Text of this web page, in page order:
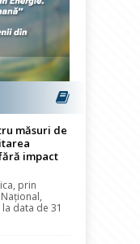
măsuri de
impact
prin
data de 31